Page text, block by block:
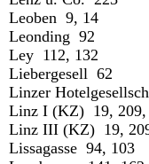
Leoben 9, 14
Leonding 92
Ley 112, 132
Liebergesell 62
Linzer
Linz I (KZ) 19, 209,
Linz III (KZ) 19,
Lissagasse 94, 103